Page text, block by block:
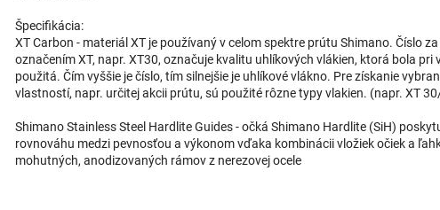
Špecifikácia:
XT Carbon - materiál XT je používaný v celom spektre prútu Shimano. Číslo za
označením XT, napr. XT30, označuje kvalitu uhlíkových vlákien, ktorá bola pri
použitá. Čím vyššie je číslo, tím silnejšie je uhlíkové vlákno. Pre získanie
vlastností, napr. určitej akcii prútu, sú použité rôzne typy vlakien. (napr. XT
Shimano Stainless Steel Hardlite Guides - očká Shimano Hardlite (SiH)
rovnováhu medzi pevnosťou a výkonom vďaka kombinácii vložiek očiek a
mohutných, anodizovaných rámov z nerezovej ocele